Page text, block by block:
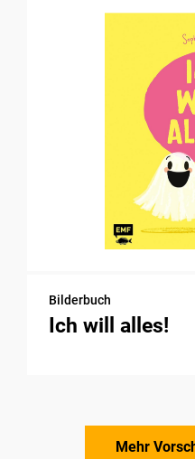
Bilderbuch
Ich will alles!
Mehr